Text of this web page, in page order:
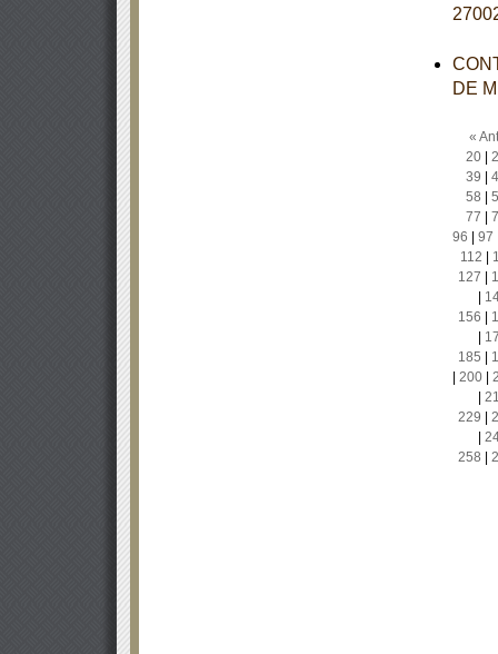
DE
«
20|
39
58
77
96
97
112
127
156
185
200|
229
258